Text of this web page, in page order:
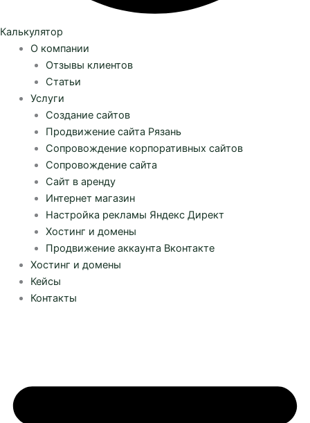
Калькулятор
О компании
Отзывы клиентов
Статьи
Услуги
Создание сайтов
Продвижение сайта Рязань
Сопровождение корпоративных сайтов
Сопровождение сайта
Сайт в аренду
Интернет магазин
Настройка рекламы Яндекс Директ
Хостинг и домены
Продвижение аккаунта Вконтакте
Хостинг и домены
Кейсы
Контакты